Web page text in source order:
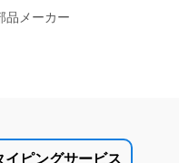
品メーカー
ピングサービス